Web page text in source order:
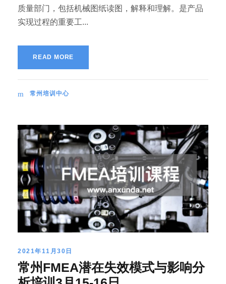
质量部门，包括机械图纸读图，解释和理解。是产品
实现过程的重要工...
READ MORE
常州培训中心
2021年11月30日
常州FMEA潜在失效模式与影响分